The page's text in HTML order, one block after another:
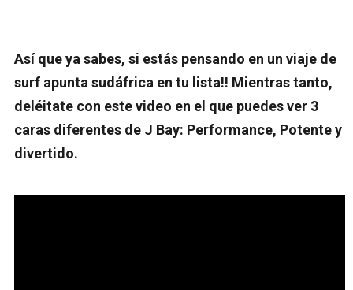
Así que ya sabes, si estás pensando en un viaje de
surf apunta sudáfrica en tu lista!! Mientras tanto,
deléitate con este video en el que puedes ver 3
caras diferentes de J Bay: Performance, Potente y
divertido.